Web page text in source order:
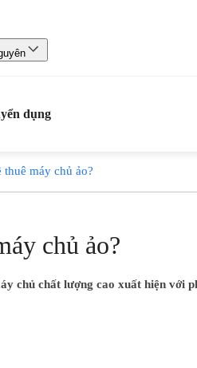
dụng
máy chủ ảo?
chủ ảo?
chủ chất lượng cao xuất hiện